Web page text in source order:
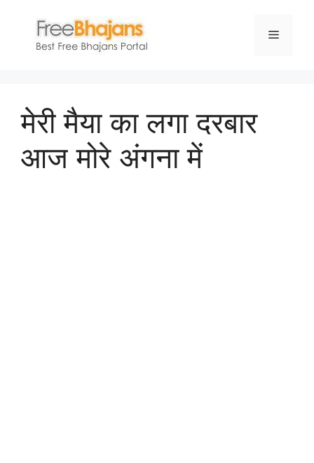
content
Menu
मेरी मैया का लगा दरबार
आज मोरे अंगना में